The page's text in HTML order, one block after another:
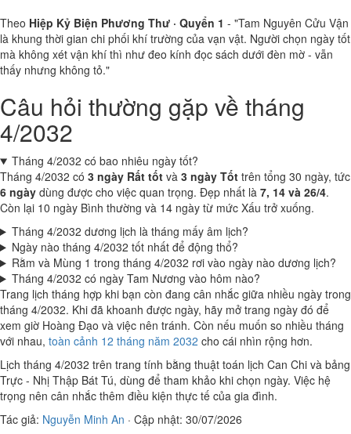
Theo Hiệp Kỷ Biện Phương Thư · Quyển 1 - "Tam Nguyên Cửu Vận
là khung thời gian chi phối khí trường của vạn vật. Người chọn ngày tốt
mà không xét vận khí thì như đeo kính đọc sách dưới đèn mờ - vẫn
thấy nhưng không tỏ."
Câu hỏi thường gặp về tháng
4/2032
Tháng 4/2032 có bao nhiêu ngày tốt?
Tháng 4/2032 có 3 ngày Rất tốt và 3 ngày Tốt trên tổng 30 ngày, tức
6 ngày dùng được cho việc quan trọng. Đẹp nhất là 7, 14 và 26/4.
Còn lại 10 ngày Bình thường và 14 ngày từ mức Xấu trở xuống.
Tháng 4/2032 dương lịch là tháng mấy âm lịch?
Ngày nào tháng 4/2032 tốt nhất để động thổ?
Rằm và Mùng 1 trong tháng 4/2032 rơi vào ngày nào dương lịch?
Tháng 4/2032 có ngày Tam Nương vào hôm nào?
Trang lịch tháng hợp khi bạn còn đang cân nhắc giữa nhiều ngày trong
tháng 4/2032. Khi đã khoanh được ngày, hãy mở trang ngày đó để
xem giờ Hoàng Đạo và việc nên tránh. Còn nếu muốn so nhiều tháng
với nhau, toàn cảnh 12 tháng năm 2032 cho cái nhìn rộng hơn.
Lịch tháng 4/2032 trên trang tính bằng thuật toán lịch Can Chi và bảng
Trực - Nhị Thập Bát Tú, dùng để tham khảo khi chọn ngày. Việc hệ
trọng nên cân nhắc thêm điều kiện thực tế của gia đình.
Tác giả: Nguyễn Minh An · Cập nhật: 30/07/2026